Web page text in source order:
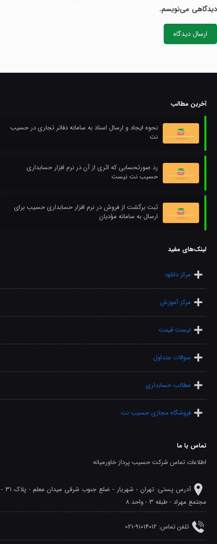
دیدگاهی می‌نویسم.
آخرین مطالب
نحوه ایجاد و ارسال اسناد به سامانه دفاتر تجاری در حسیب
نت
رد صورتحسابی که اثری از آن در نرم افزار حسابداری
حسیب نت نیست
ثبت برگشت از فروش در نرم افزار حسابداری حسیب برای
ارسال به سامانه مؤدیان
لینک‌های مفید
مرکز دانلود
مرکز آموزش
لیست قیمت
سوالات متداول
مطالب حسابداری
فروشگاه مجازی حسیب نت
تماس با ما
اطلاعات تماس شرکت حسیب پرداز خاورمیانه
آدرس پستی: تهران - شهريار - ضلع جنوب شرقی میدان معلم - پلاک 31 -
مجتمع مهراد - طبقه 3 - واحد 8
تلفن‌ تماس: 91014012-021